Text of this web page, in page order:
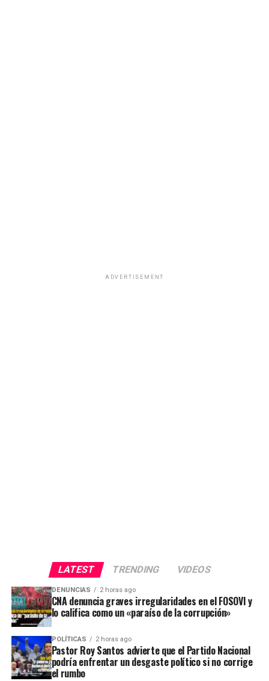
ADVERTISEMENT
LATEST TRENDING VIDEOS
DENUNCIAS 2 horas ago
CNA denuncia graves irregularidades en el FOSOVI y
lo califica como un «paraíso de la corrupción»
POLÍTICAS 2 horas ago
Pastor Roy Santos advierte que el Partido Nacional
podría enfrentar un desgaste político si no corrige
el rumbo